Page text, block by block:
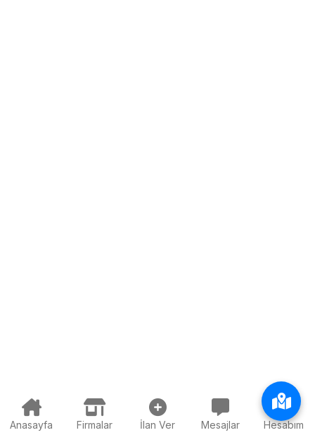
Anasayfa Firmalar İlan Ver Mesajlar Hesabım